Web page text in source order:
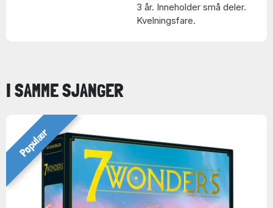
3 år. Inneholder små deler.
Kvelningsfare.
I SAMME SJANGER
Populær